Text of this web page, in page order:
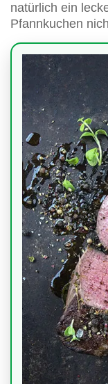
natürlich ein
Pfannkuchen